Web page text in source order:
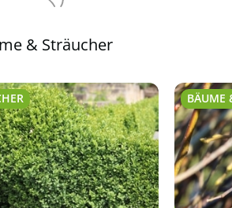
& Sträucher
BÄUME